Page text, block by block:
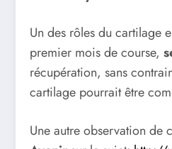
Un des rôles du cartilage
premier mois de course,
récupération, sans
cartilage pourrait être
Une autre observation de